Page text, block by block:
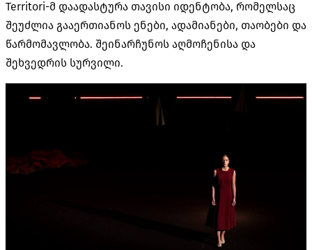
Territori-მ დაადასტურა თავისი იდენტობა, რომელსაც
შეუძლია გააერთიანოს ენები, ადამიანები, თაობები და
წარმომავლობა. შეინარჩუნოს აღმოჩენისა და
შეხვედრის სურვილი.